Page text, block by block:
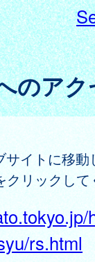
のア
サイトに移動
リックし
rs.html